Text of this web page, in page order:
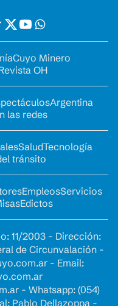
Cuyo Minero
OH
Argentina
las redes
SaludTecnología
tránsito
EmpleosServicios
Edictos
11/2003 - Dirección:
de Circunvalación -
- Email:
- Whatsapp: (054)
Pablo Dellazoppa -